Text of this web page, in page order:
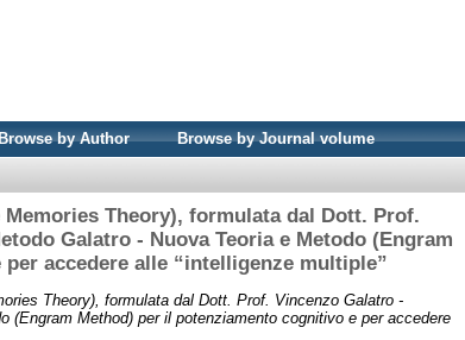
by Author Browse by Journal volume
Theory), formulata dal Dott. Prof.
Galatro - Nuova Teoria e Metodo (Engram
accedere alle “intelligenze multiple”
Theory), formulata dal Dott. Prof. Vincenzo Galatro -
(Engram Method) per il potenziamento cognitivo e per accedere